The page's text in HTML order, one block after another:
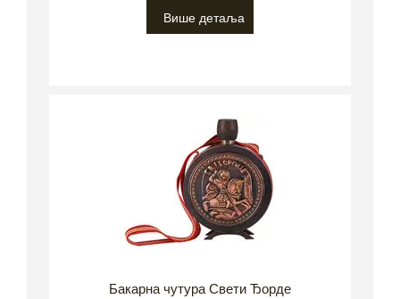
Више детаља
Бакарна чутура Свети Ђорде